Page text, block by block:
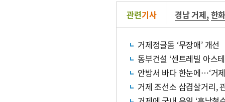
관련기사 경남 거제,한
거제정글돔 ‘무장애’ 개선
동부건설 ‘센트레빌 아스
안방서 바다 한눈에…‘거
거제 조선소 삼겹살거리,